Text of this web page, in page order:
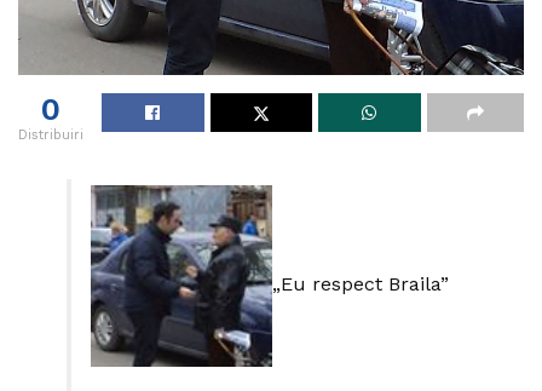
0
Distribuiri
„Eu respect Braila”